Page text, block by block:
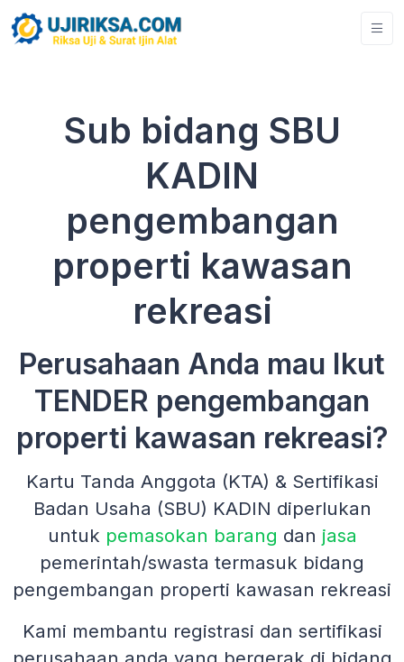
Sub bidang SBU
KADIN
pengembangan
properti kawasan
rekreasi
Perusahaan Anda mau Ikut
TENDER pengembangan
properti kawasan rekreasi?
Kartu Tanda Anggota (KTA) & Sertifikasi
Badan Usaha (SBU) KADIN diperlukan
untuk pemasokan barang dan jasa
pemerintah/swasta termasuk bidang
pengembangan properti kawasan rekreasi
Kami membantu registrasi dan sertifikasi